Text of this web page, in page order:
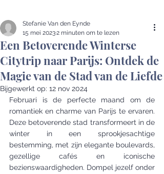
Een Betoverende Winterse
Citytrip naar Parijs: Ontdek de
Magie van de Stad van de Liefde
Stefanie Van den Eynde
15 mei 20232 minuten om te lezen
Bijgewerkt op: 12 nov 2024
Februari is de perfecte maand om de
romantiek en charme van Parijs te ervaren.
Deze betoverende stad transformeert in de
winter in een sprookjesachtige
bestemming, met zijn elegante boulevards,
gezellige cafés en iconische
bezienswaardigheden. Dompel jezelf onder